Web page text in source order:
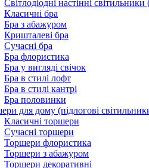
Світлодіодні настінні
Класичні бра
Бра з абажуром
Кришталеві бра
Сучасні бра
Бра флористика
Бра у вигляді свічок
Бра в стилі лофт
Бра в стилі кантрі
Бра половинки
для дому (підлогові
Класичні торшери
Сучасні торшери
Торшери флористика
Торшери з абажуром
Торшери декоративні